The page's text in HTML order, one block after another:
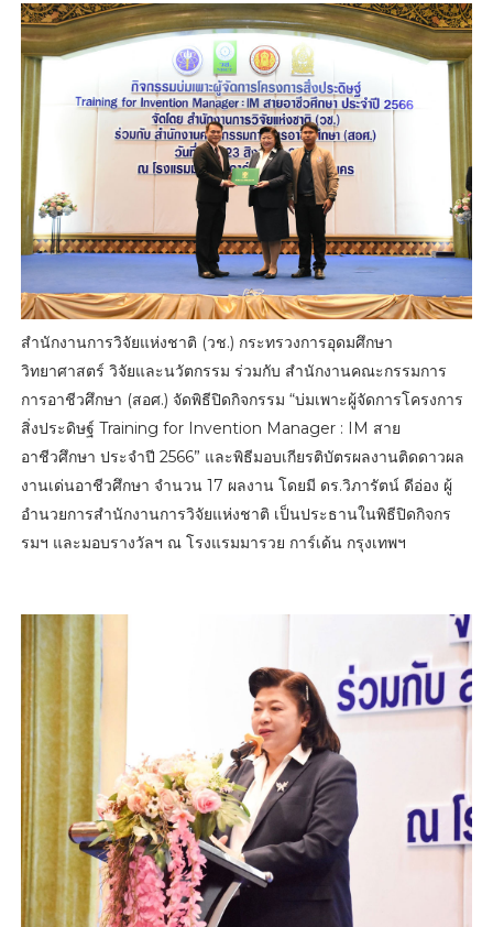
สำนักงานการวิจัยแห่งชาติ (วช.) กระทรวงการอุดมศึกษา
วิทยาศาสตร์ วิจัยและนวัตกรรม ร่วมกับ สำนักงานคณะกรรมการ
การอาชีวศึกษา (สอศ.) จัดพิธีปิดกิจกรรม “บ่มเพาะผู้จัดการโครงการ
สิ่งประดิษฐ์ Training for Invention Manager : IM สาย
อาชีวศึกษา ประจำปี 2566” และพิธีมอบเกียรติบัตรผลงานติดดาวผล
งานเด่นอาชีวศึกษา จำนวน 17 ผลงาน โดยมี ดร.วิภารัตน์ ดีอ่อง ผู้
อำนวยการสำนักงานการวิจัยแห่งชาติ เป็นประธานในพิธีปิดกิจกร
รมฯ และมอบรางวัลฯ ณ โรงแรมมารวย การ์เด้น กรุงเทพฯ